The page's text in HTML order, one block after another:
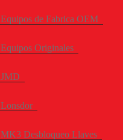
Equipos de Fabrica OEM
Equipos Originales
JMD
Lonsdor
MK3 Desbloqueo Llaves